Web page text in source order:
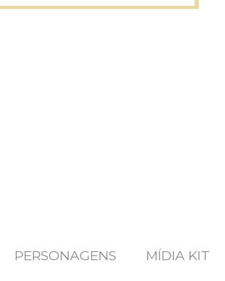
PERSONAGENS MÍDIA KIT